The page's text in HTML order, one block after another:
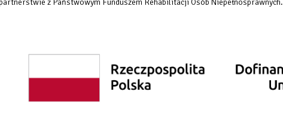
z Państwowym Funduszem Rehabilitacji Osób Niepełnosprawnych.